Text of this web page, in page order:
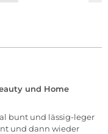
und Home
bunt und lässig-leger
und dann wieder